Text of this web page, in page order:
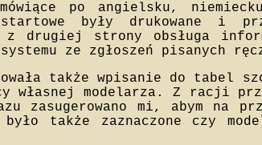
po angielsku,
były drukowane i
strony obsługa
systemu ze zgłoszeń pisanych
także wpisanie do tabel
własnej modelarza. Z racji
zasugerowano mi, abym na
także zaznaczone czy